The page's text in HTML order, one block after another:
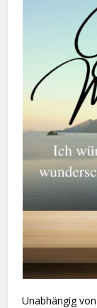
Unabhängig